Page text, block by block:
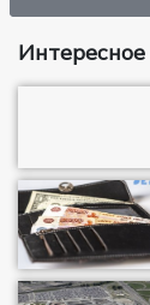
Интересное